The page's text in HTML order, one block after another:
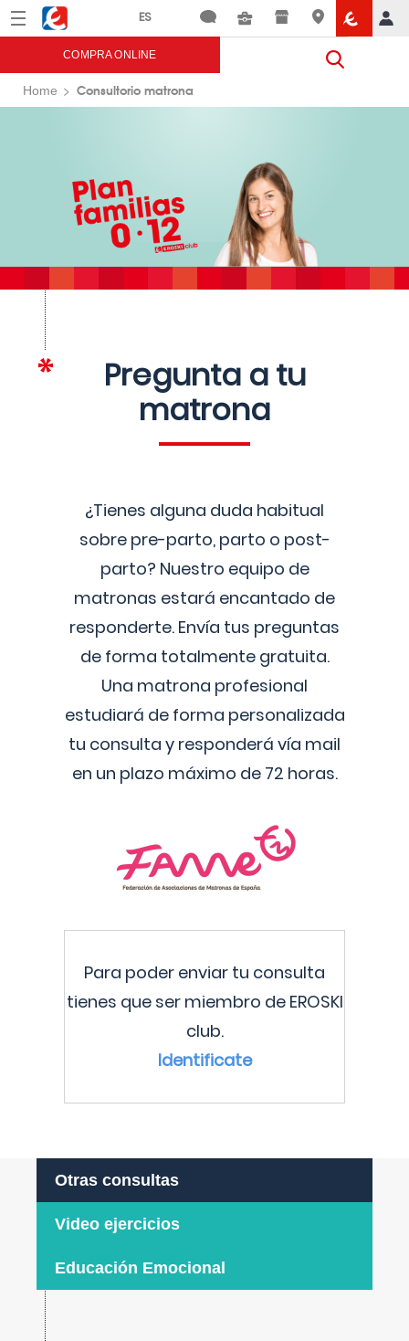
Menú Eroski
COMPRA ONLINE
Home Consultorio matrona
Pregunta a tu
matrona
¿Tienes alguna duda habitual
sobre pre-parto, parto o post-
parto? Nuestro equipo de
matronas estará encantado de
responderte. Envía tus preguntas
de forma totalmente gratuita.
Una matrona profesional
estudiará de forma personalizada
tu consulta y responderá vía mail
en un plazo máximo de 72 horas.
Para poder enviar tu consulta
tienes que ser miembro de EROSKI
club.
Identificate
Otras consultas
Video ejercicios
Educación Emocional